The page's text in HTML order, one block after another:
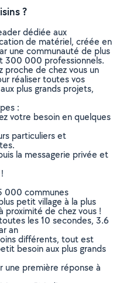
?
dédiée aux
de matériel, créée en
une communauté de plus
300 000 professionnels.
de chez vous un
réaliser toutes vos
plus grands projets,
:
votre besoin en quelques
particuliers et
la messagerie privée et
000 communes
petit village à la plus
proximité de chez vous !
les 10 secondes, 3.6
an
différents, tout est
besoin aux plus grands
une première réponse à